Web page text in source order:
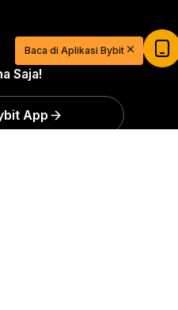
Saja!
App
Senilai
Baca di Aplikasi Bybit